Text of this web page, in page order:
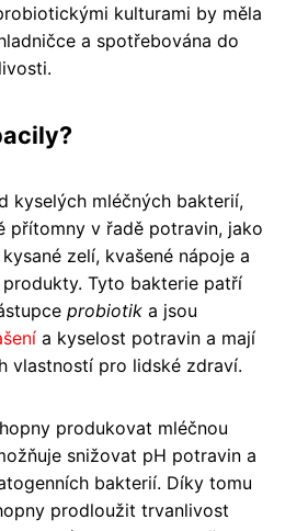
kulturami by měla
a spotřebována do
kyselých mléčných bakterií,
přítomny v řadě potravin, jako
zelí, kvašené nápoje a
Tyto bakterie patří
probiotik a jsou
a kyselost potravin a mají
vlastností pro lidské zdraví.
produkovat mléčnou
snižovat pH potravin a
bakterií. Díky tomu
prodloužit trvanlivost